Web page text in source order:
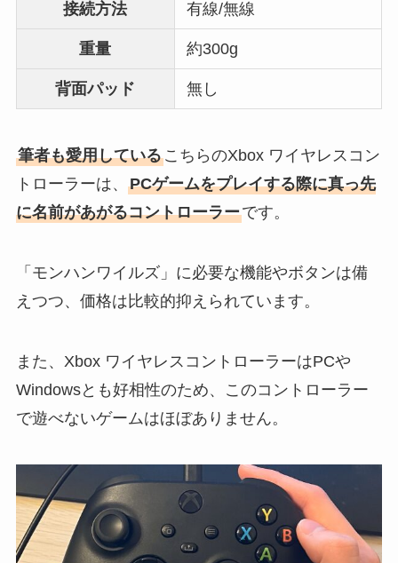
接続方法 有線/無線
重量 約300g
背面パッド 無し
筆者も愛用しているこちらのXbox ワイヤレスコン
トローラーは、 PCゲームをプレイする際に真っ先
に名前があがるコントローラーです。
「モンハンワイルズ」に必要な機能やボタンは備
えつつ、価格は比較的抑えられています。
また、Xbox ワイヤレスコントローラーはPCや
Windowsとも好相性のため、このコントローラー
で遊べないゲームはほぼありません。